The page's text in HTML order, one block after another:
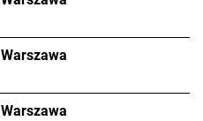
Warszawa
Warszawa